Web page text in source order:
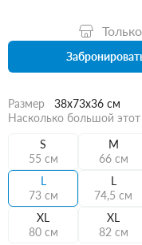
Размер
38x73x36 см
Насколько большой
S
55 см
M
66 см
L
73 см
L
74,5 см
XL
80 см
XL
82 см